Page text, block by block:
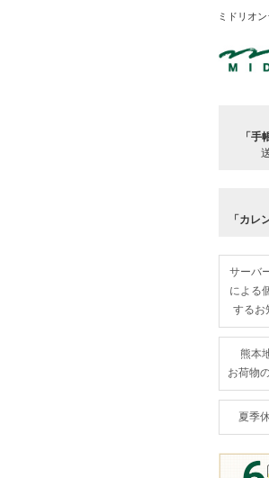
ミドリオ
「手
「カレ
サーバ
による
するお
熊本
お荷物
夏季